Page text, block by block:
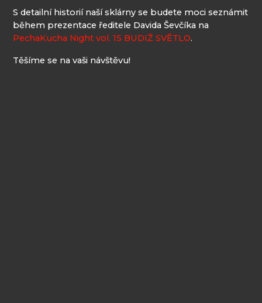
S detailní historií naší sklárny se budete moci seznámit
během prezentace ředitele Davida Ševčíka na
PechaKucha Night vol. 15 BUDIŽ SVĚTLO.
Těšíme se na vaši návštěvu!